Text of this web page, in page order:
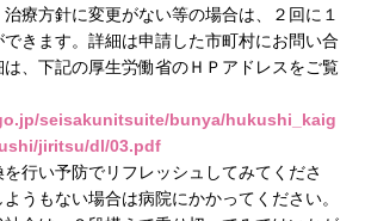
療方針に変更がない等の場合は、２回に１
きます。詳細は申請した市町村にお問い合
、下記の厚生労働省のＨＰアドレスをご覧
seisakunitsuite/bunya/hukushi_kaig
jiritsu/dl/03.pdf
行い予防でリフレッシュしてみてくださ
うもない場合は病院にかかってください。